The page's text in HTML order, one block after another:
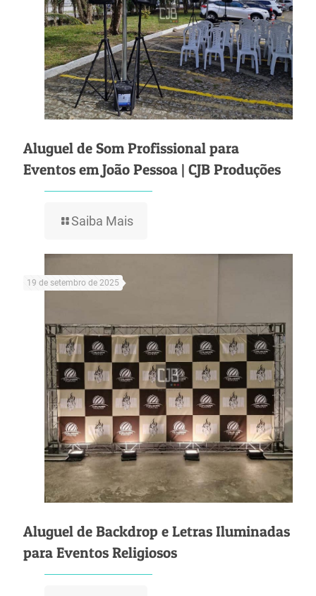
Aluguel de Som Profissional para
Eventos em João Pessoa | CJB Produções
Saiba Mais
19 de setembro de 2025
Aluguel de Backdrop e Letras Iluminadas
para Eventos Religiosos